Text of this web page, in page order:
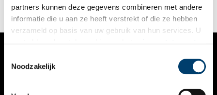
partners kunnen deze gegevens combineren met andere
informatie die u aan ze heeft verstrekt of die ze hebben
verzameld op basis van uw gebruik van hun services. U
Noodzakelijk
VERHALEN